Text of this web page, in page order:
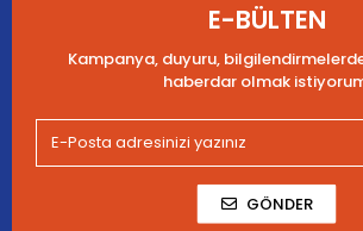
E-BÜLTEN
Kampanya, duyuru,
haberdar olmak
GÖNDER